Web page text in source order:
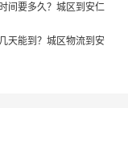
间要多久？ 城区到安仁
天能到？ 城区物流到安